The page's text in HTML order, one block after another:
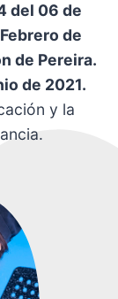
del 06 de
de
de Pereira.
de 2021.
y la